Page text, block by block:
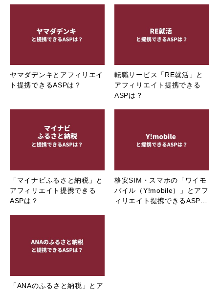
ヤマダデンキとアフィリエイ
ト提携できるASPは？
転職サービス「RE就活」と
アフィリエイト提携できる
ASPは？
「マイナビふるさと納税」と
アフィリエイト提携できる
ASPは？
格安SIM・スマホの「ワイモ
バイル（Y!mobile）」とアフ
ィリエイト提携できるASP…
「ANAのふるさと納税」とア